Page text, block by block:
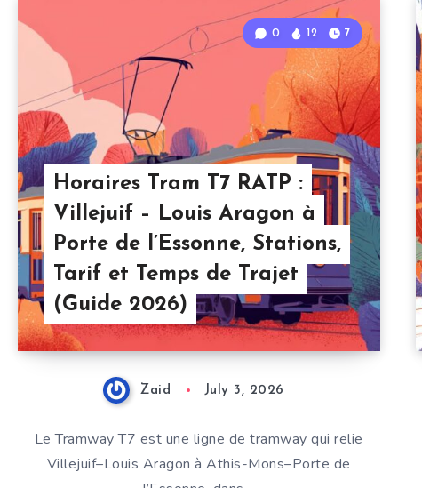
Horaires Tram T7 RATP :
Villejuif – Louis Aragon à
Porte de l’Essonne, Stations,
Tarif et Temps de Trajet
(Guide 2026)
0 12 7
Zaid July 3, 2026
Le Tramway T7 est une ligne de tramway qui relie
Villejuif–Louis Aragon à Athis-Mons–Porte de